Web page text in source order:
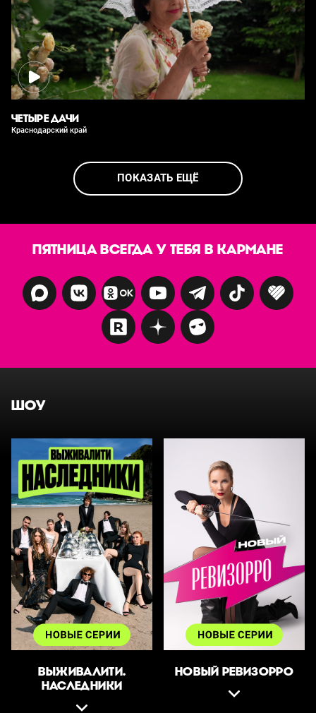
ЧЕТЫРЕ ДАЧИ
Краснодарский край
ПОКАЗАТЬ ЕЩЁ
ПЯТНИЦА ВСЕГДА У ТЕБЯ В КАРМАНЕ
ШОУ
ВЫЖИВАЛИТИ.
НАСЛЕДНИКИ
НОВЫЙ РЕВИЗОРРО